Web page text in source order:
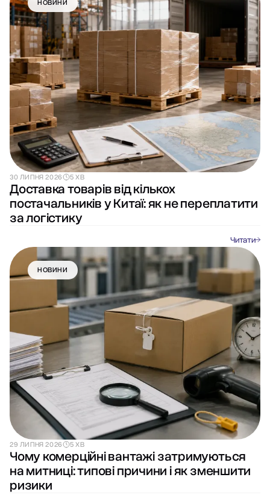
НОВИНИ
30 ЛИПНЯ 2026 5 ХВ
Доставка товарів від кількох
постачальників у Китаї: як не переплатити
за логістику
Читати
НОВИНИ
29 ЛИПНЯ 2026 5 ХВ
Чому комерційні вантажі затримуються
на митниці: типові причини і як зменшити
ризики